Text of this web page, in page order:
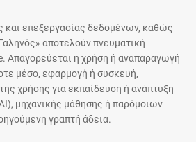
επεξεργασίας δεδομένων, καθώς
αποτελούν πνευματική
Απαγορεύεται η χρήση ή αναπαραγωγή
μέσο, εφαρμογή ή συσκευή,
χρήσης για εκπαίδευση ή ανάπτυξη
μηχανικής μάθησης ή παρόμοιων
γραπτή άδεια.